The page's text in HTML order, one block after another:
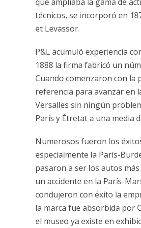
técnicos, se incorporó en
et Levassor.
P&L acumuló experiencia
1888 la firma fabricó un
Cuando comenzaron con
referencia para avanzar en
Versalles sin ningún
París y Étretat a una media
Numerosos fueron los
especialmente la París-
pasaron a ser los autos
un accidente en la París-
condujeron con éxito la
la marca fue absorbida por
el museo ya existe en